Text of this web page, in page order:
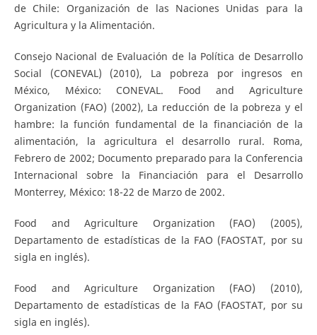
de Chile: Organización de las Naciones Unidas para la
Agricultura y la Alimentación.
Consejo Nacional de Evaluación de la Política de Desarrollo
Social (CONEVAL) (2010), La pobreza por ingresos en
México, México: CONEVAL. Food and Agriculture
Organization (FAO) (2002), La reducción de la pobreza y el
hambre: la función fundamental de la financiación de la
alimentación, la agricultura el desarrollo rural. Roma,
Febrero de 2002; Documento preparado para la Conferencia
Internacional sobre la Financiación para el Desarrollo
Monterrey, México: 18-22 de Marzo de 2002.
Food and Agriculture Organization (FAO) (2005),
Departamento de estadísticas de la FAO (FAOSTAT, por su
sigla en inglés).
Food and Agriculture Organization (FAO) (2010),
Departamento de estadísticas de la FAO (FAOSTAT, por su
sigla en inglés).